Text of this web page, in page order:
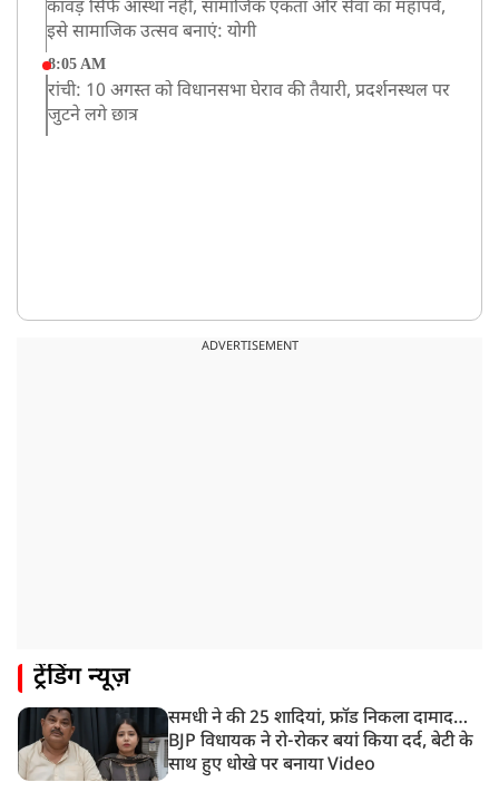
कांवड़ सिर्फ आस्था नहीं, सामाजिक एकता और सेवा का महापर्व,
इसे सामाजिक उत्सव बनाएं: योगी
8:05 AM
रांची: 10 अगस्त को विधानसभा घेराव की तैयारी, प्रदर्शनस्थल पर
जुटने लगे छात्र
ADVERTISEMENT
ट्रेंडिंग न्यूज़
समधी ने की 25 शादियां, फ्रॉड निकला दामाद…
BJP विधायक ने रो-रोकर बयां किया दर्द, बेटी के
साथ हुए धोखे पर बनाया Video